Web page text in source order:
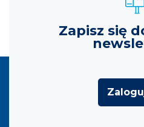
Zapisz się